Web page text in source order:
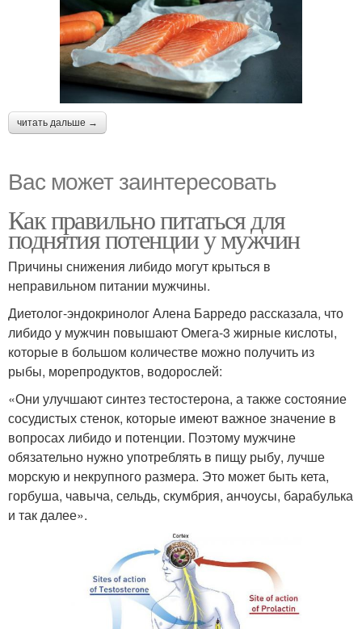
читать дальше →
Вас может заинтересовать
Как правильно питаться для
поднятия потенции у мужчин
Причины снижения либидо могут крыться в
неправильном питании мужчины.
Диетолог-эндокринолог Алена Барредо рассказала, что
либидо у мужчин повышают Омега-3 жирные кислоты,
которые в большом количестве можно получить из
рыбы, морепродуктов, водорослей:
«Они улучшают синтез тестостерона, а также состояние
сосудистых стенок, которые имеют важное значение в
вопросах либидо и потенции. Поэтому мужчине
обязательно нужно употреблять в пищу рыбу, лучше
морскую и некрупного размера. Это может быть кета,
горбуша, чавыча, сельдь, скумбрия, анчоусы, барабулька
и так далее».